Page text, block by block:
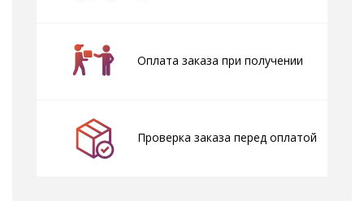
Оплата заказа при получении
Проверка заказа перед оплатой